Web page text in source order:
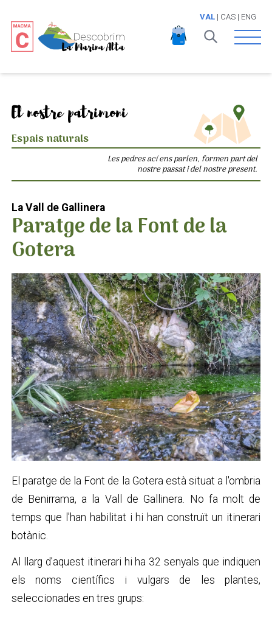
VAL| CAS| ENG
Open
El nostre patrimoni
Espais naturals
Les pedres ací ens parlen, formen part del
nostre passat i del nostre present.
La Vall de Gallinera
Paratge de la Font de la
Gotera
El paratge de la Font de la Gotera està situat a l'ombria
de Benirrama, a la Vall de Gallinera. No fa molt de
temps que l'han habilitat i hi han construït un itinerari
botànic.
Al llarg d’aquest itinerari hi ha 32 senyals que indiquen
els noms científics i vulgars de les plantes,
seleccionades en tres grups: